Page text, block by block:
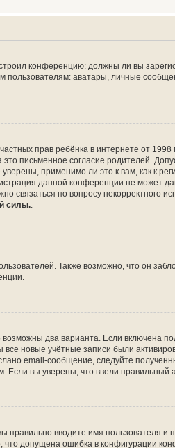
конференцию: должны ли вы
аватары, личные
прав ребёнка в интернете от
письменное согласие родителей.
применимо ли это к вам, как к
данной конференции не может
связаться по вопросу некорректного
силы..
Также возможно, что он
два варианта. Если включена
новые учётные записи были
email-сообщение, следуйте
вы уверены, что ввели правильный
правильно вводите имя пользователя
допущена ошибка в конфигурации